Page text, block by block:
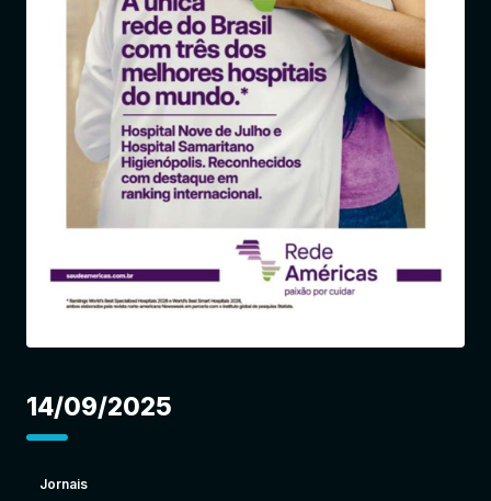
Entrar
14/09/2025
Jornais